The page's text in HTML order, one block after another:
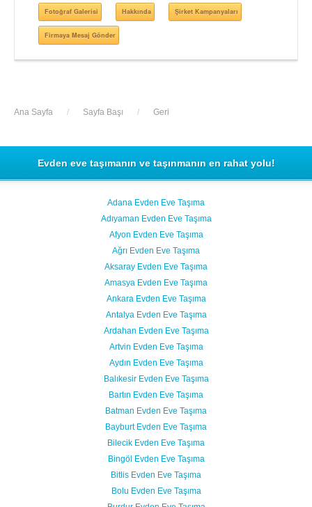
Fotoğraf Galerisi Hakkında Şirket Kampanyaları
Firmaya Mesaj Gönder
Ana Sayfa / Sayfa Başı / Geri
Evden eve taşımanın ve taşınmanın en rahat yolu!
Adana Evden Eve Taşıma
Adıyaman Evden Eve Taşıma
Afyon Evden Eve Taşıma
Ağrı Evden Eve Taşıma
Aksaray Evden Eve Taşıma
Amasya Evden Eve Taşıma
Ankara Evden Eve Taşıma
Antalya Evden Eve Taşıma
Ardahan Evden Eve Taşıma
Artvin Evden Eve Taşıma
Aydın Evden Eve Taşıma
Balıkesir Evden Eve Taşıma
Bartın Evden Eve Taşıma
Batman Evden Eve Taşıma
Bayburt Evden Eve Taşıma
Bilecik Evden Eve Taşıma
Bingöl Evden Eve Taşıma
Bitlis Evden Eve Taşıma
Bolu Evden Eve Taşıma